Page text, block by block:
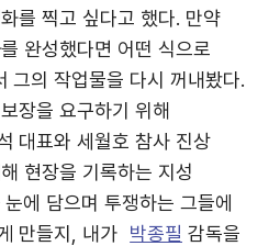
를 찍고 싶다고 했다. 만약
완성했다면 어떤 식으로
그의 작업물을 다시 꺼내봤다.
장을 요구하기 위해
대표와 세월호 참사 진상
현장을 기록하는 지성
에 담으며 투쟁하는 그들에
만들지, 내가 박종필 감독을